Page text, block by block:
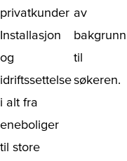
privatkunder
Installasjon
og
idriftssettelse
i alt fra
eneboliger
til store
av
bakgrunn
til
søkeren.